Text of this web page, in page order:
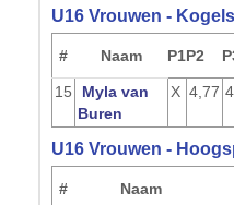
U16 Vrouwen -
# Naam P1P2
15
Myla van
Buren
X 4,77
U16 Vrouwen -
# Naam